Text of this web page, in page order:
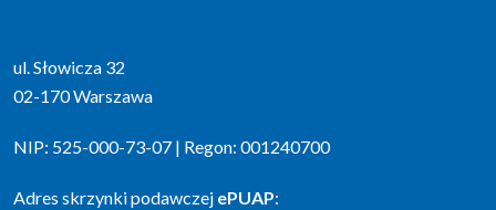
ul. Słowicza 32
02-170 Warszawa
NIP: 525-000-73-07 | Regon: 001240700
Adres skrzynki podawczej ePUAP: